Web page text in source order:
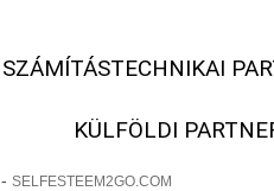
SZÁMÍTÁSTECHNIKAI
KÜLFÖLDI
- SELFESTEEM2GO.COM